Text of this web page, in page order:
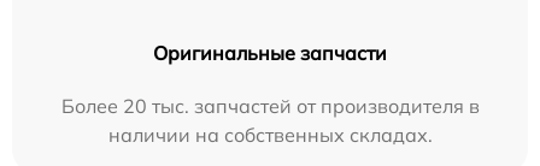
Оригинальные запчасти
Более 20 тыс. запчастей от производителя в
наличии на собственных складах.